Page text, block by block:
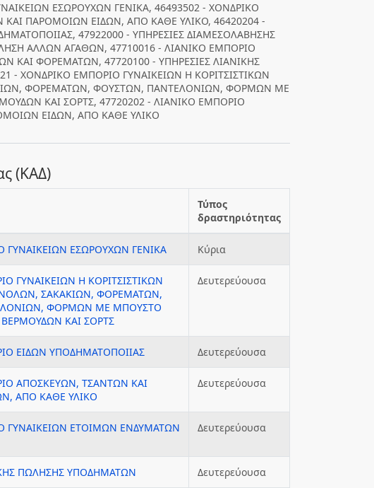
ΕΣΩΡΟΥΧΩΝ ΓΕΝΙΚΑ, 46493502 - ΧΟΝΔΡΙΚΟ
ΠΑΡΟΜΟΙΩΝ ΕΙΔΩΝ, ΑΠΟ ΚΑΘΕ ΥΛΙΚΟ, 46420204 -
47922000 - ΥΠΗΡΕΣΙΕΣ ΔΙΑΜΕΣΟΛΑΒΗΣΗΣ
ΑΛΛΩΝ ΑΓΑΘΩΝ, 47710016 - ΛΙΑΝΙΚΟ ΕΜΠΟΡΙΟ
ΚΑΙ ΦΟΡΕΜΑΤΩΝ, 47720100 - ΥΠΗΡΕΣΙΕΣ ΛΙΑΝΙΚΗΣ
- ΧΟΝΔΡΙΚΟ ΕΜΠΟΡΙΟ ΓΥΝΑΙΚΕΙΩΝ Η ΚΟΡΙΤΣΙΣΤΙΚΩΝ
ΦΟΡΕΜΑΤΩΝ, ΦΟΥΣΤΩΝ, ΠΑΝΤΕΛΟΝΙΩΝ, ΦΟΡΜΩΝ ΜΕ
ΚΑΙ ΣΟΡΤΣ, 47720202 - ΛΙΑΝΙΚΟ ΕΜΠΟΡΙΟ
ΕΙΔΩΝ, ΑΠΟ ΚΑΘΕ ΥΛΙΚΟ
(ΚΑΔ)
Τύπος
δραστηριότητας
ΓΥΝΑΙΚΕΙΩΝ ΕΣΩΡΟΥΧΩΝ ΓΕΝΙΚΑ Κύρια
ΓΥΝΑΙΚΕΙΩΝ Η ΚΟΡΙΤΣΙΣΤΙΚΩΝ
ΣΑΚΑΚΙΩΝ, ΦΟΡΕΜΑΤΩΝ,
ΦΟΡΜΩΝ ΜΕ ΜΠΟΥΣΤΟ
ΒΕΡΜΟΥΔΩΝ ΚΑΙ ΣΟΡΤΣ
Δευτερεύουσα
ΕΙΔΩΝ ΥΠΟΔΗΜΑΤΟΠΟΙΙΑΣ Δευτερεύουσα
ΑΠΟΣΚΕΥΩΝ, ΤΣΑΝΤΩΝ ΚΑΙ
ΑΠΟ ΚΑΘΕ ΥΛΙΚΟ
Δευτερεύουσα
ΓΥΝΑΙΚΕΙΩΝ ΕΤΟΙΜΩΝ ΕΝΔΥΜΑΤΩΝ
Δευτερεύουσα
ΠΩΛΗΣΗΣ ΥΠΟΔΗΜΑΤΩΝ Δευτερεύουσα